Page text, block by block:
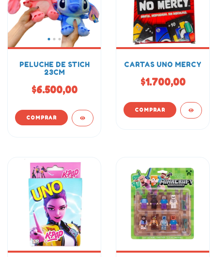
PELUCHE DE STICH
23CM
$6.500,00
CARTAS UNO MERCY
$1.700,00